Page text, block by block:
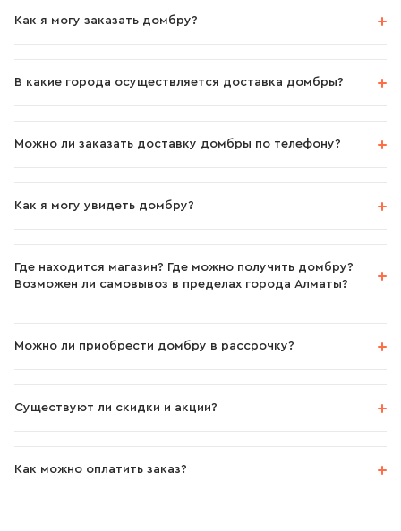
Как я могу заказать домбру?
В какие города осуществляется доставка домбры?
Можно ли заказать доставку домбры по телефону?
Как я могу увидеть домбру?
Где находится магазин? Где можно получить домбру?
Возможен ли самовывоз в пределах города Алматы?
Можно ли приобрести домбру в рассрочку?
Существуют ли скидки и акции?
Как можно оплатить заказ?